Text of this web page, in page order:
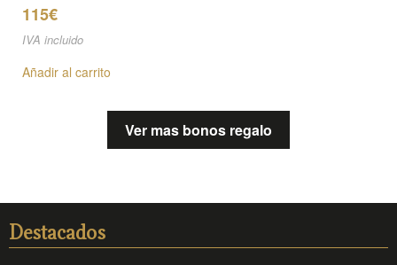
115€
IVA incluido
Añadir al carrito
Ver mas bonos regalo
Destacados